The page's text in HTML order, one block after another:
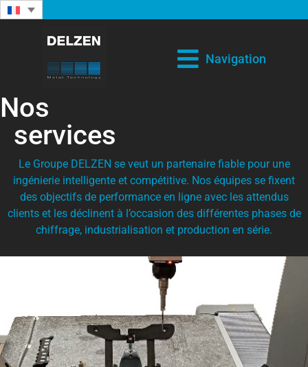
Navigation
Nos
services
Le Groupe DELZEN se veut un partenaire fiable pour une
ingénierie intelligente et compétitive. Nos équipes se fixent
des objectifs de performance en ligne avec les attendus
clients et les déclinent à l’occasion des différentes phases de
chiffrage, industrialisation et production en série.